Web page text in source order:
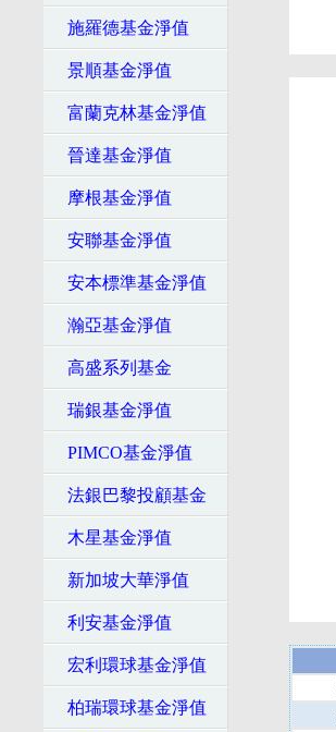
施羅德基金淨值
景順基金淨值
富蘭克林基金淨值
晉達基金淨值
摩根基金淨值
安聯基金淨值
安本標準基金淨值
瀚亞基金淨值
高盛系列基金
瑞銀基金淨值
PIMCO基金淨值
法銀巴黎投顧基金
木星基金淨值
新加坡大華淨值
利安基金淨值
宏利環球基金淨值
柏瑞環球基金淨值